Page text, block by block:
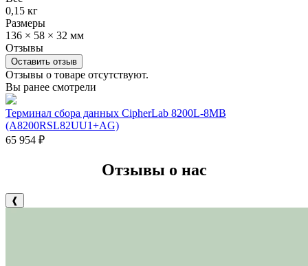
0,15 кг
Размеры
136 × 58 × 32 мм
Отзывы
Оставить отзыв
Отзывы о товаре отсутствуют.
Вы ранее смотрели
Терминал сбора данных CipherLab 8200L-8MB
(A8200RSL82UU1+AG)
65 954 ₽
Отзывы о нас
❰